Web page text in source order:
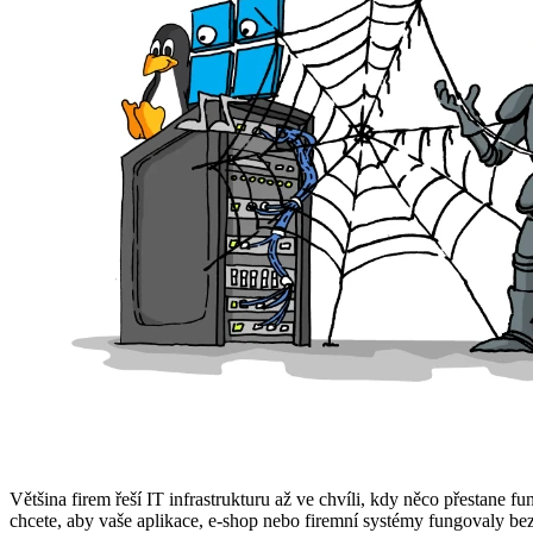
Většina firem řeší IT infrastrukturu až ve chvíli, kdy něco přestane
chcete, aby vaše aplikace, e-shop nebo firemní systémy fungovaly